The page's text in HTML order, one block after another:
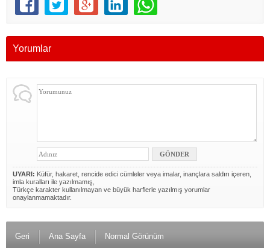
Yorumlar
UYARI: Küfür, hakaret, rencide edici cümleler veya imalar, inançlara saldırı içeren,
imla kuralları ile yazılmamış,
Türkçe karakter kullanılmayan ve büyük harflerle yazılmış yorumlar
onaylanmamaktadır.
Geri Ana Sayfa Normal Görünüm